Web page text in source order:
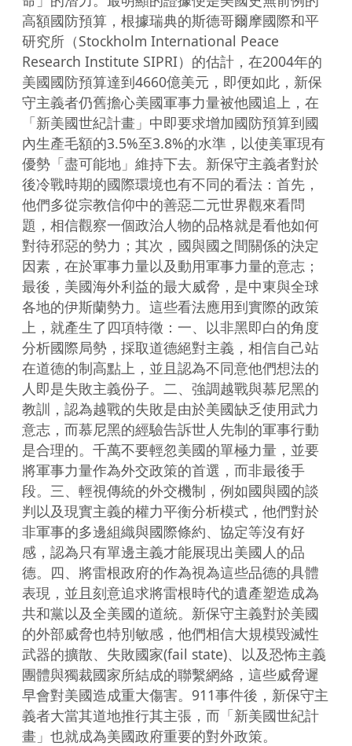
高額國防預算，根據瑞典的斯德哥爾摩國際和平
研究所（Stockholm International Peace
Research Institute SIPRI）的估計，在2004年的
美國國防預算達到4660億美元，即便如此，新保
守主義者仍舊擔心美國軍事力量被他國追上，在
「新美國世紀計畫」中即要求增加國防預算到國
內生產毛額的3.5%至3.8%的水準，以使美軍現有
優勢「盡可能地」維持下去。新保守主義者對於
後冷戰時期的國際環境也有不同的看法：首先，
他們多從宗教信仰中的善惡二元世界觀來看問
題，相信觀察一個政治人物的品格就是看他如何
對待邪惡的勢力；其次，國與國之間關係的決定
因素，在於軍事力量以及動用軍事力量的意志；
最後，美國海外利益的最大威脅，是中東與全球
各地的伊斯蘭勢力。這些看法應用到實際的政策
上，就產生了四項特徵：一、以非黑即白的角度
分析國際局勢，採取道德絕對主義，相信自己站
在道德的制高點上，並且認為不同意他們想法的
人即是失敗主義份子。二、強調越戰與慕尼黑的
教訓，認為越戰的失敗是由於美國缺乏使用武力
意志，而慕尼黑的經驗告訴世人先制的軍事行動
是合理的。千萬不要輕忽美國的單極力量，並要
將軍事力量作為外交政策的首選，而非最後手
段。三、輕視傳統的外交機制，例如國與國的談
判以及現實主義的權力平衡分析模式，他們對於
非軍事的多邊組織與國際條約、協定等沒有好
感，認為只有單邊主義才能展現出美國人的品
德。四、將雷根政府的作為視為這些品德的具體
表現，並且刻意追求將雷根時代的遺產塑造成為
共和黨以及全美國的道統。新保守主義對於美國
的外部威脅也特別敏感，他們相信大規模毀滅性
武器的擴散、失敗國家(fail state)、以及恐怖主義
團體與獨裁國家所結成的聯繫網絡，這些威脅遲
早會對美國造成重大傷害。911事件後，新保守主
義者大當其道地推行其主張，而「新美國世紀計
畫」也就成為美國政府重要的對外政策。